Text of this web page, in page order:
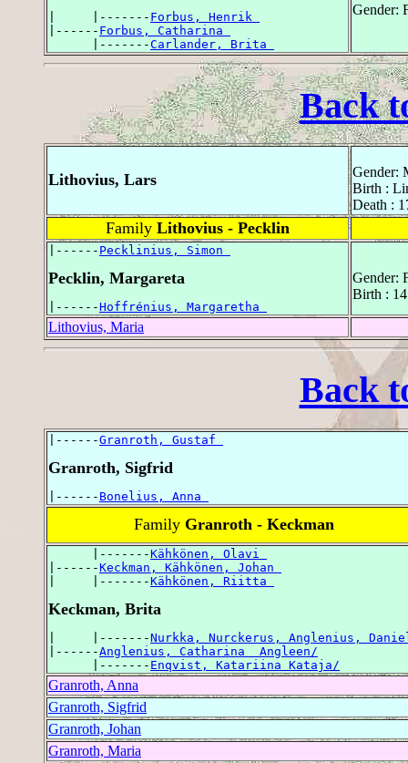
|     |------- Forbus, Henrik
|------ Forbus, Catharina
      |-------
Carlander, Brita
Gender:
Back
Lithovius, Lars
Gender:
Birth :
Death :
Family Lithovius - Pecklin
|------ Pecklinius, Simon
Pecklin, Margareta
|------Hoffrénius, Margaretha
Gender:
Birth :
Lithovius, Maria
Back
|------Granroth, Gustaf
Granroth, Sigfrid
|------ Bonelius, Anna
Family Granroth - Keckman
      |-------
Kähkönen, Olavi
|------Keckman, Kähkönen, Johan
|     |-------Kähkönen, Riitta
Keckman, Brita
|     |-------Nurkka, Nurckerus, Anglenius,
|------Anglenius, Catharina  Angleen/
      |-------
Enqvist, Katariina Kataja/
Granroth, Anna
Granroth, Sigfrid
Granroth, Johan
Granroth, Maria